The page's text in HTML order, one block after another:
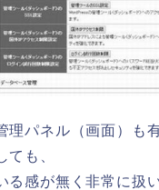
理パネル（画面）も
ても、
る感が無く非常に扱